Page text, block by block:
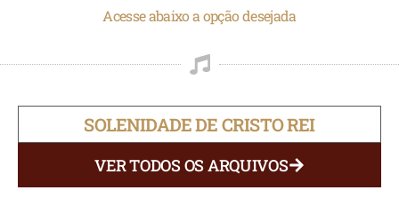
Acesse abaixo a opção desejada
SOLENIDADE DE CRISTO REI
VER TODOS OS ARQUIVOS